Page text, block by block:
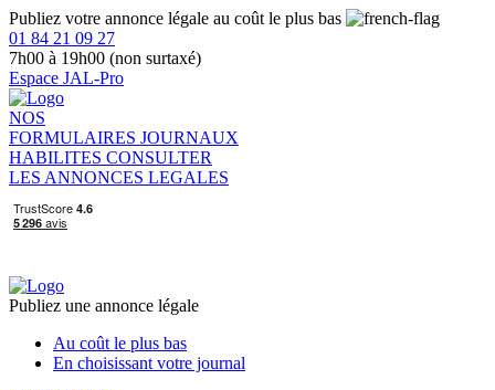
Publiez votre annonce légale au coût le plus bas
01 84 21 09 27
7h00 à 19h00 (non surtaxé)
Espace JAL-Pro
NOS
FORMULAIRES JOURNAUX
HABILITES CONSULTER
LES ANNONCES LEGALES
Publiez une annonce légale
Au coût le plus bas
En choisissant votre journal